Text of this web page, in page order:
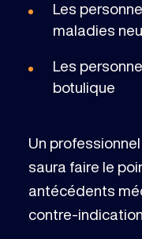
Les
maladies
Les
botulique
Un
saura faire le
antécédents
contre-